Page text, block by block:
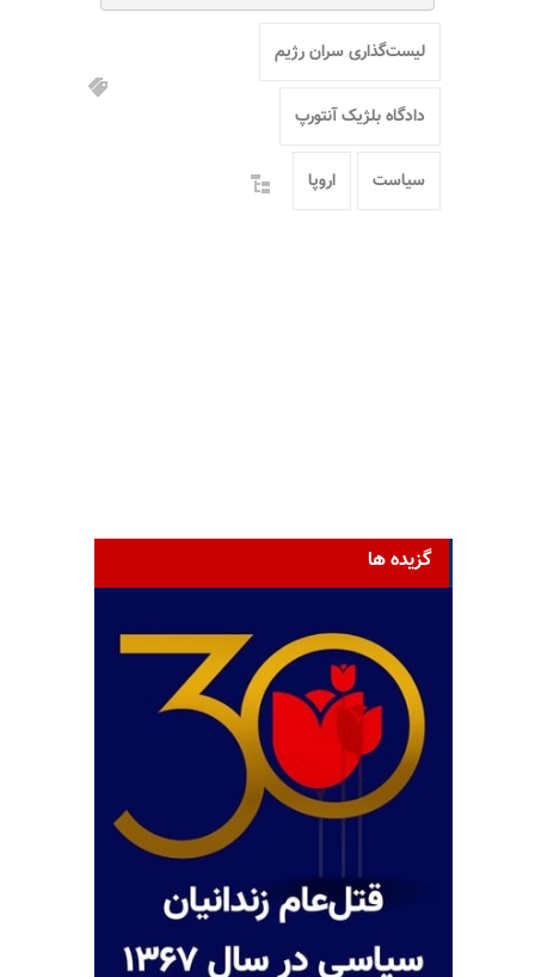
لیست‌گذاری سران رژیم
دادگاه بلژیک آنتورپ
سیاست اروپا
گزیده ها